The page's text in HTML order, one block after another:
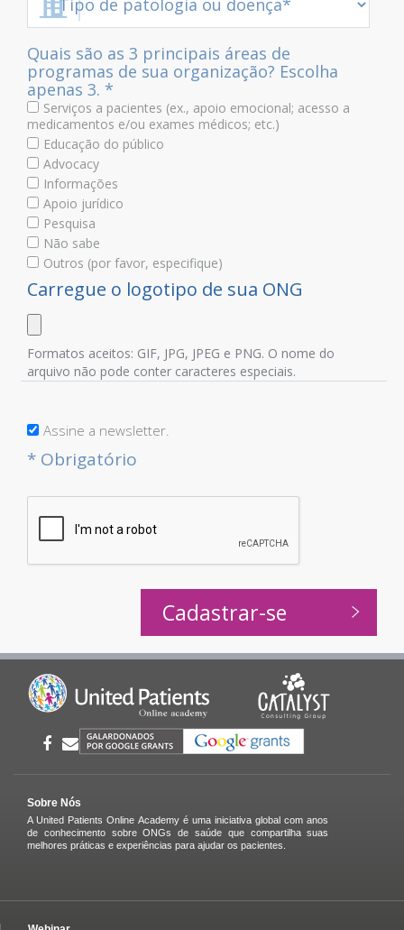
Quais são as 3 principais áreas de
programas de sua organização? Escolha
apenas 3. *
Serviços a pacientes (ex., apoio emocional; acesso a
medicamentos e/ou exames médicos; etc.)
Educação do público
Advocacy
Informações
Apoio jurídico
Pesquisa
Não sabe
Outros (por favor, especifique)
Carregue o logotipo de sua ONG
Formatos aceitos: GIF, JPG, JPEG e PNG. O nome do
arquivo não pode conter caracteres especiais.
Assine a newsletter.
* Obrigatório
Sobre Nós
A United Patients Online Academy é uma iniciativa global com anos
de conhecimento sobre ONGs de saúde que compartilha suas
melhores práticas e experiências para ajudar os pacientes.